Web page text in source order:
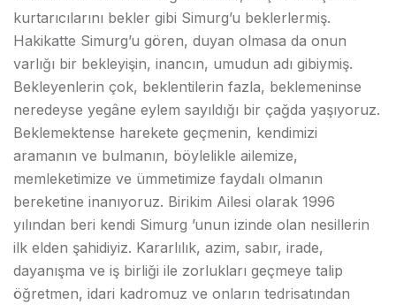
kurtarıcılarını bekler gibi Simurg’u beklerlermiş.
Hakikatte Simurg’u gören, duyan olmasa da onun
varlığı bir bekleyişin, inancın, umudun adı gibiymiş.
Bekleyenlerin çok, beklentilerin fazla, beklemeninse
neredeyse yegâne eylem sayıldığı bir çağda yaşıyoruz.
Beklemektense harekete geçmenin, kendimizi
aramanın ve bulmanın, böylelikle ailemize,
memleketimize ve ümmetimize faydalı olmanın
bereketine inanıyoruz. Birikim Ailesi olarak 1996
yılından beri kendi Simurg ’unun izinde olan nesillerin
ilk elden şahidiyiz. Kararlılık, azim, sabır, irade,
dayanışma ve iş birliği ile zorlukları geçmeye talip
öğretmen, idari kadromuz ve onların tedrisatından